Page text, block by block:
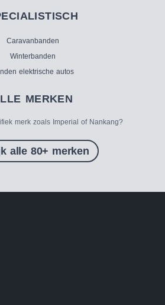
Caravanbanden
Winterbanden
elektrische autos
MERKEN
merk zoals Imperial of Nankang?
alle 80+ merken